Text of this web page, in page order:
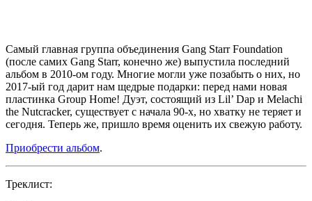
Самый главная группа объединения Gang Starr Foundation
(после самих Gang Starr, конечно же) выпустила последний
альбом в 2010-ом году. Многие могли уже позабыть о них, но
2017-ый год дарит нам щедрые подарки: перед нами новая
пластинка Group Home! Дуэт, состоящий из Lil’ Dap и Melachi
the Nutcracker, существует с начала 90-х, но хватку не теряет и
сегодня. Теперь же, пришло время оценить их свежую работу.
Приобрести альбом.
Треклист: